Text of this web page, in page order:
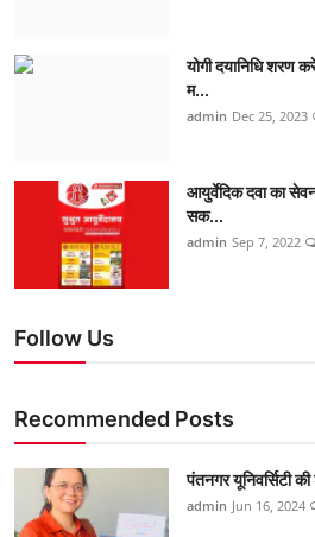
योगी दयानिधि शरण
म...
admin Dec 25, 2023
आयुर्वेदिक दवा का
सक...
admin Sep 7, 2022
Follow Us
Recommended Posts
पंतनगर यूनिवर्सिटी
admin Jun 16, 2024